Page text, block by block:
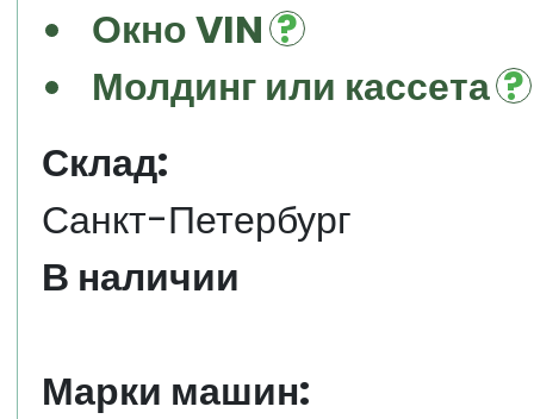
Окно VIN
Молдинг или кассета
Склад:
Санкт-Петербург
В наличии
Марки машин: